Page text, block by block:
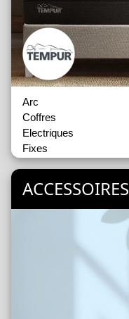
Arc
Coffres
Electriques
Fixes
ACCESSOIRES